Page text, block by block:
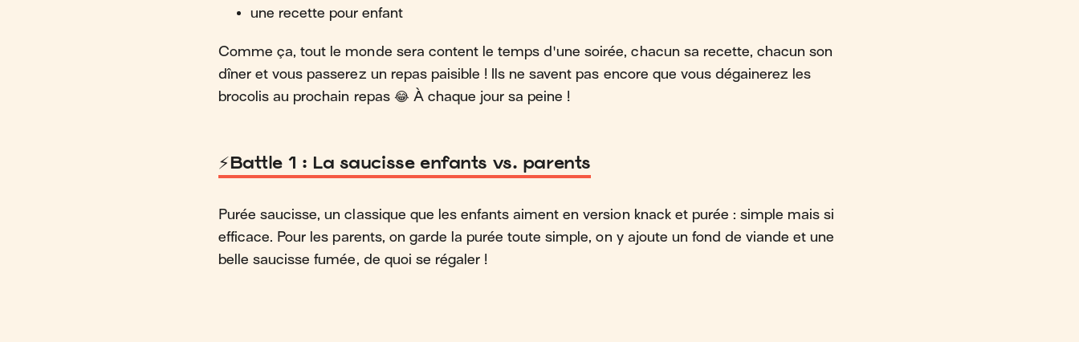
une recette pour enfant
Comme ça, tout le monde sera content le temps d'une soirée, chacun sa recette, chacun son
dîner et vous passerez un repas paisible ! Ils ne savent pas encore que vous dégainerez les
brocolis au prochain repas 😂 À chaque jour sa peine !
⚡️Battle 1 : La saucisse enfants vs. parents
Purée saucisse, un classique que les enfants aiment en version knack et purée : simple mais si
efficace. Pour les parents, on garde la purée toute simple, on y ajoute un fond de viande et une
belle saucisse fumée, de quoi se régaler !